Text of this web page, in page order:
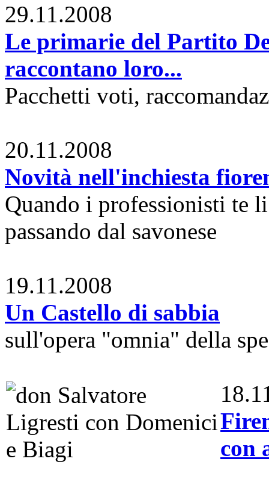
29.11.2008
Le primarie del Partito
raccontano loro...
Pacchetti voti,
20.11.2008
Novità nell'inchiesta
Quando i professionisti te
passando dal savonese
19.11.2008
Un Castello di sabbia
sull'opera "omnia" della
con